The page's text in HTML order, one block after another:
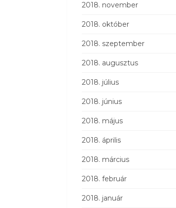
2018. november
2018. október
2018. szeptember
2018. augusztus
2018. július
2018. június
2018. május
2018. április
2018. március
2018. február
2018. január